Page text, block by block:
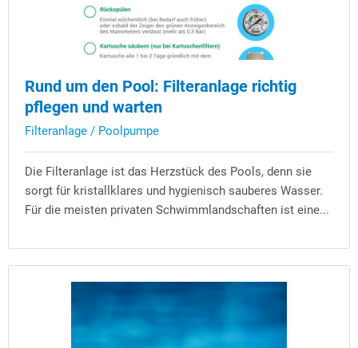
Rund um den Pool: Filteranlage richtig
pflegen und warten
Filteranlage / Poolpumpe
Die Filteranlage ist das Herzstück des Pools, denn sie
sorgt für kristallklares und hygienisch sauberes Wasser.
Für die meisten privaten Schwimmlandschaften ist eine...